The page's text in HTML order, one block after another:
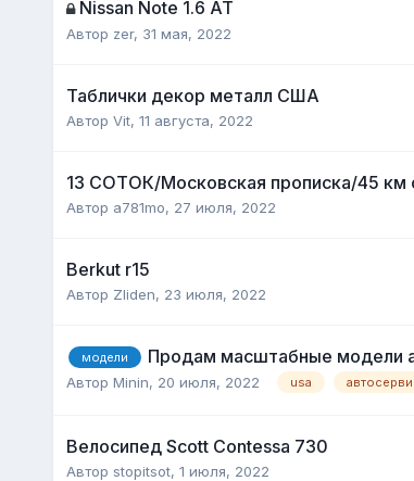
Nissan Note 1.6 AT
Автор zer, 31 мая, 2022
Таблички декор металл США
Автор Vit, 11 августа, 2022
13 СОТОК/Московская прописка/45
Автор a781mo, 27 июля, 2022
Berkut r15
Автор Zliden, 23 июля, 2022
модели Продам масштабные модели
Автор Minin, 20 июля, 2022 usa
Велосипед Scott Contessa 730
Автор stopitsot, 1 июля, 2022